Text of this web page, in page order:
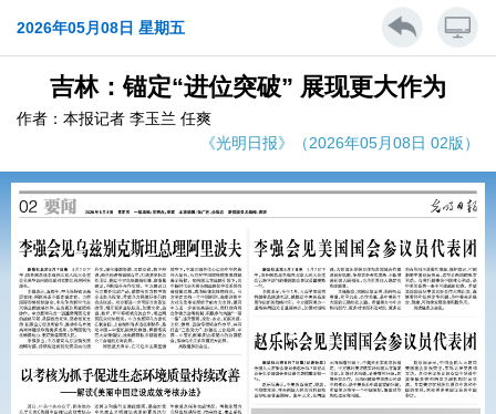
2026年05月08日 星期五
吉林：锚定“进位突破” 展现更大作为
作者：本报记者 李玉兰 任爽
《光明日报》（2026年05月08日 02版）